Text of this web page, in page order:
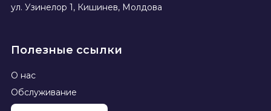
ул. Узинелор 1, Кишинев, Молдова
Полезные ссылки
О нас
Обслуживание